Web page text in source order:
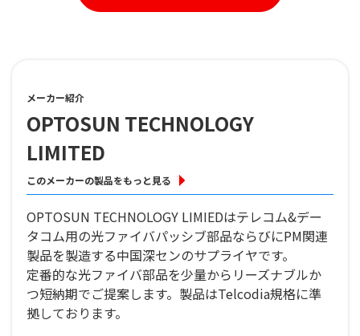
メーカー紹介
OPTOSUN TECHNOLOGY
LIMITED
このメーカーの製品をもっと見る
OPTOSUN TECHNOLOGY LIMIEDはテレコム&デー
タコム用の光ファイバパッシブ部品ならびにPM関連
製品を製造する中国深センのサプライヤです。
定番的な光ファイバ部品を少量からリーズナブルか
つ短納期でご提案します。製品はTelcodia規格に準
拠しております。